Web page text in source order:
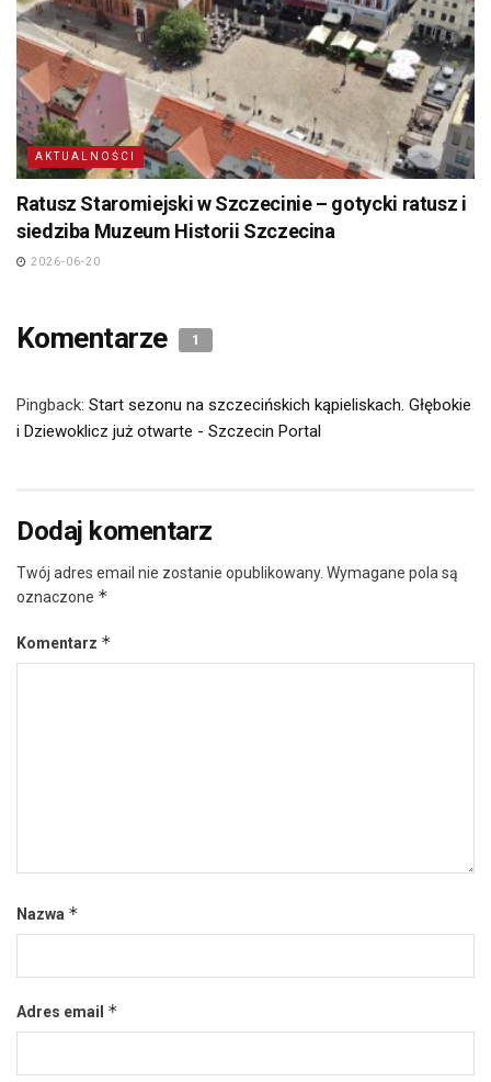
AKTUALNOŚCI
Ratusz Staromiejski w Szczecinie – gotycki ratusz i
siedziba Muzeum Historii Szczecina
2026-06-20
Komentarze 1
Pingback: Start sezonu na szczecińskich kąpieliskach. Głębokie
i Dziewoklicz już otwarte - Szczecin Portal
Dodaj komentarz
Twój adres email nie zostanie opublikowany. Wymagane pola są
oznaczone *
Komentarz *
Nazwa *
Adres email *